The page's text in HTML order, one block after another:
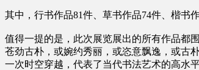
其中，行书作品81件、草书作品74件、楷书
值得一提的是，此次展览展出的所有作品都
苍劲古朴，或婉约秀丽，或恣意飘逸，或古
一次时空穿越，代表了当代书法艺术的高水